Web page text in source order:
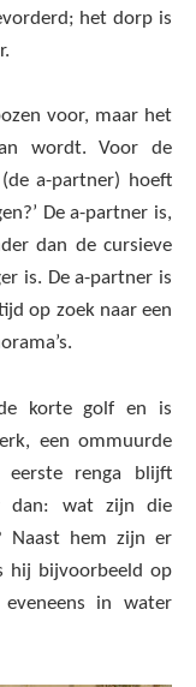
het dorp is
voor, maar het
wordt. Voor de
a-partner) hoeft
De a-partner is,
dan de cursieve
is. De a-partner is
op zoek naar een
korte golf en is
een ommuurde
eerste renga blijft
dan: wat zijn die
Naast hem zijn er
hij bijvoorbeeld op
in water